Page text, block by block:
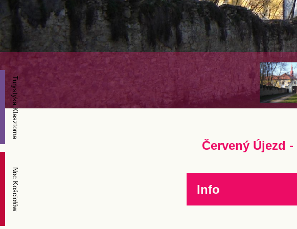
Červený Újezd
Info
Turystyka Klasztorna
Noc Kościołów